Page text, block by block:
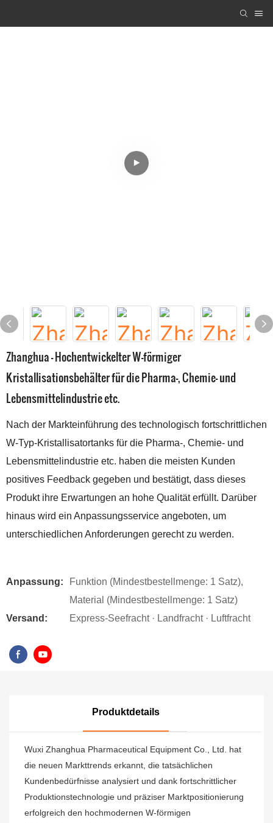
Zhanghua – Hochentwickelter W-förmiger
Kristallisationsbehälter für die Pharma-, Chemie- und
Lebensmittelindustrie etc.
Nach der Markteinführung des technologisch fortschrittlichen
W-Typ-Kristallisatortanks für die Pharma-, Chemie- und
Lebensmittelindustrie etc. haben die meisten Kunden
positives Feedback gegeben und bestätigt, dass dieses
Produkt ihre Erwartungen an hohe Qualität erfüllt. Darüber
hinaus wird ein Anpassungsservice angeboten, um
unterschiedlichen Anforderungen gerecht zu werden.
Anpassung:
Funktion (Mindestbestellmenge: 1 Satz),
Material (Mindestbestellmenge: 1 Satz)
Versand:
Express-Seefracht · Landfracht · Luftfracht
Produktdetails
Wuxi Zhanghua Pharmaceutical Equipment Co., Ltd. hat
die neuen Markttrends erkannt, die tatsächlichen
Kundenbedürfnisse analysiert und dank fortschrittlicher
Produktionstechnologie und präziser Marktpositionierung
erfolgreich den hochmodernen W-förmigen